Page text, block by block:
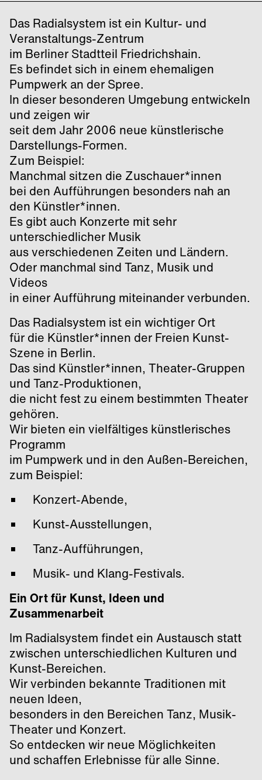
Das Radialsystem ist ein Kultur- und
Veranstaltungs-Zentrum
im Berliner Stadtteil Friedrichshain.
Es befindet sich in einem ehemaligen
Pumpwerk an der Spree.
In dieser besonderen Umgebung entwickeln
und zeigen wir
seit dem Jahr 2006 neue künstlerische
Darstellungs-Formen.
Zum Beispiel:
Manchmal sitzen die Zuschauer*innen
bei den Aufführungen besonders nah an
den Künstler*innen.
Es gibt auch Konzerte mit sehr
unterschiedlicher Musik
aus verschiedenen Zeiten und Ländern.
Oder manchmal sind Tanz, Musik und
Videos
in einer Aufführung miteinander verbunden.
Das Radialsystem ist ein wichtiger Ort
für die Künstler*innen der Freien Kunst-
Szene in Berlin.
Das sind Künstler*innen, Theater-Gruppen
und Tanz-Produktionen,
die nicht fest zu einem bestimmten Theater
gehören.
Wir bieten ein vielfältiges künstlerisches
Programm
im Pumpwerk und in den Außen-Bereichen,
zum Beispiel:
Konzert-Abende,
Kunst-Ausstellungen,
Tanz-Aufführungen,
Musik- und Klang-Festivals.
Ein Ort für Kunst, Ideen und
Zusammenarbeit
Im Radialsystem findet ein Austausch statt
zwischen unterschiedlichen Kulturen und
Kunst-Bereichen.
Wir verbinden bekannte Traditionen mit
neuen Ideen,
besonders in den Bereichen Tanz, Musik-
Theater und Konzert.
So entdecken wir neue Möglichkeiten
und schaffen Erlebnisse für alle Sinne.